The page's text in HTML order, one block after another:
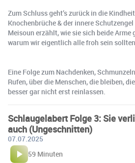
Zum Schluss geht’s zurück in die
Knochenbrüche & der innere
Meisoun erzählt, wie sie sich beide Arme
warum wir eigentlich alle froh sein
Eine Folge zum Nachdenken,
Rufen, über die Menschen, die bleiben,
besser gar nicht erst reinlassen. ️‍
Schlaugelabert Folge 3: Sie
auch (Ungeschnitten)
07.07.2025
59 Minuten